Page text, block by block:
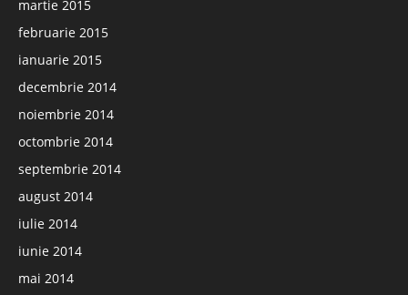
martie 2015
februarie 2015
ianuarie 2015
decembrie 2014
noiembrie 2014
octombrie 2014
septembrie 2014
august 2014
iulie 2014
iunie 2014
mai 2014